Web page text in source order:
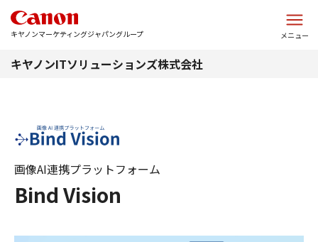
キヤノンマーケティングジャパングループ メニュー
キヤノンITソリューションズ株式会社
Bind Vision
画像AI連携プラットフォーム